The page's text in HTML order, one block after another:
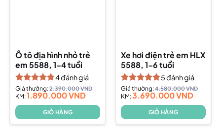
Ô tô địa hình nhỏ trẻ
em 5588, 1-4 tuổi
Được xếp
hạng4.75
5 sao
4đánh giá
Giá thường:2.390.000VND
KM:1.890.000VND
GIỎ HÀNG
Xe hơi điện trẻ em HLX
5588, 1-6 tuổi
Được xếp
hạng4.80
5 sao
5đánh giá
Giá thường:4.580.000VND
KM:3.690.000VND
GIỎ HÀNG